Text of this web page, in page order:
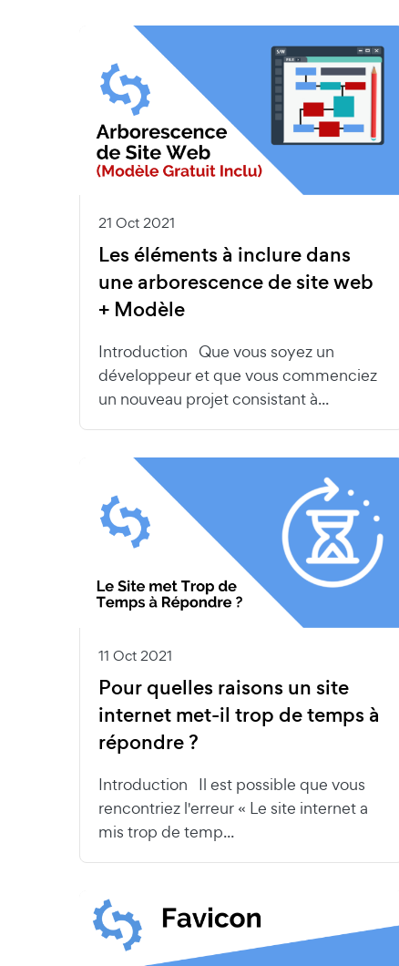
21 Oct 2021
Les éléments à inclure dans
une arborescence de site web
+ Modèle
Introduction Que vous soyez un
développeur et que vous commenciez
un nouveau projet consistant à...
11 Oct 2021
Pour quelles raisons un site
internet met-il trop de temps à
répondre ?
Introduction Il est possible que vous
rencontriez l'erreur « Le site internet a
mis trop de temp...